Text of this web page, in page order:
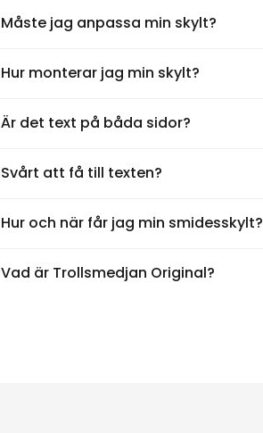
Måste jag anpassa min skylt?
Hur monterar jag min skylt?
Är det text på båda sidor?
Svårt att få till texten?
Hur och när får jag min smidesskylt?
Vad är Trollsmedjan Original?